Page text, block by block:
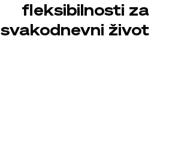
fleksibilnosti za
svakodnevni život